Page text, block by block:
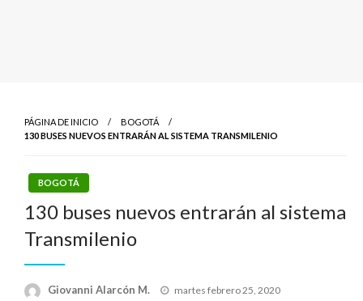
PÁGINA DE INICIO
BOGOTÁ
130 BUSES NUEVOS ENTRARÁN AL SISTEMA TRANSMILENIO
BOGOTÁ
130 buses nuevos entrarán al sistema
Transmilenio
Giovanni Alarcón M.
Publicado
martes febrero 25, 2020